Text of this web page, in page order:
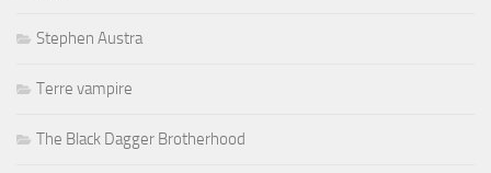
Stephen Austra
Terre vampire
The Black Dagger Brotherhood